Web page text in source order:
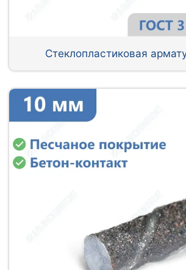
Стеклопластиковая